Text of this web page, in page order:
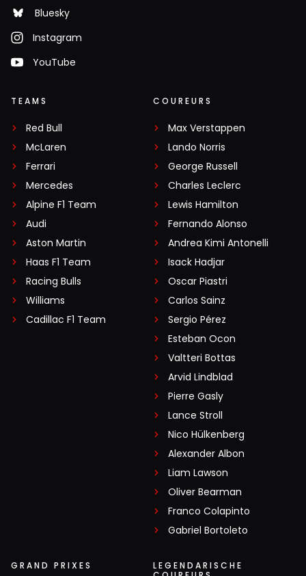
Bluesky
Instagram
YouTube
TEAMS
Red Bull
McLaren
Ferrari
Mercedes
Alpine F1 Team
Audi
Aston Martin
Haas F1 Team
Racing Bulls
Williams
Cadillac F1 Team
COUREURS
Max Verstappen
Lando Norris
George Russell
Charles Leclerc
Lewis Hamilton
Fernando Alonso
Andrea Kimi Antonelli
Isack Hadjar
Oscar Piastri
Carlos Sainz
Sergio Pérez
Esteban Ocon
Valtteri Bottas
Arvid Lindblad
Pierre Gasly
Lance Stroll
Nico Hülkenberg
Alexander Albon
Liam Lawson
Oliver Bearman
Franco Colapinto
Gabriel Bortoleto
GRAND PRIXES
LEGENDARISCHE